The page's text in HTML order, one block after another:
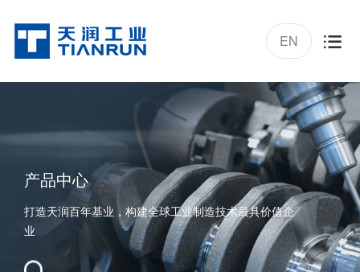

EN
产品中心
打造天润百年基业，构建全球工业制造技术最具价值企
业